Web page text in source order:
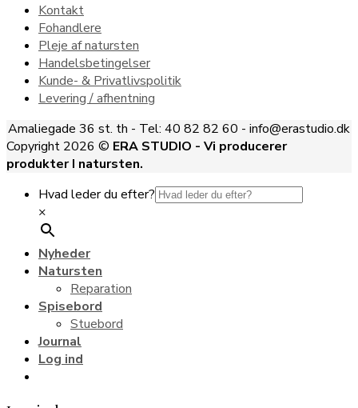
Kontakt
Fohandlere
Pleje af natursten
Handelsbetingelser
Kunde- & Privatlivspolitik
Levering / afhentning
Amaliegade 36 st. th - Tel: 40 82 82 60 - info@erastudio.dk
Copyright 2026 © ERA STUDIO - Vi producerer
produkter I natursten.
Hvad leder du efter?
×
Nyheder
Natursten
Reparation
Spisebord
Stuebord
Journal
Log ind